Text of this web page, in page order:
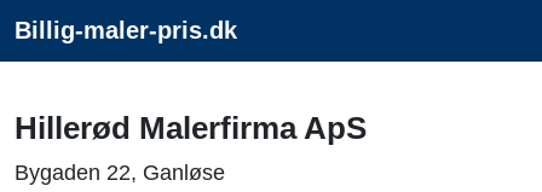
Billig-maler-pris.dk
Hillerød Malerfirma ApS
Bygaden 22, Ganløse